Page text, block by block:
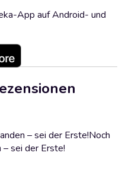
App auf Android- und
– sei der Erste!Noch
sei der Erste!